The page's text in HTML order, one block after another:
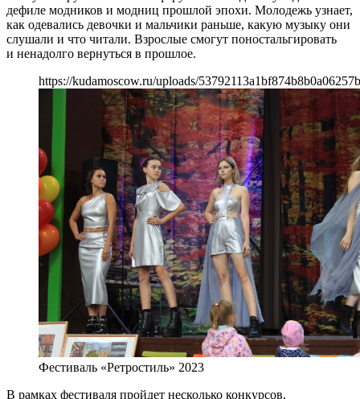
дефиле модников и модниц прошлой эпохи. Молодежь узнает,
как одевались девочки и мальчики раньше, какую музыку они
слушали и что читали. Взрослые смогут поностальгировать
и ненадолго вернуться в прошлое.
https://kudamoscow.ru/uploads/
Фестиваль «Ретростиль» 2023
В рамках фестиваля пройдет несколько конкурсов.